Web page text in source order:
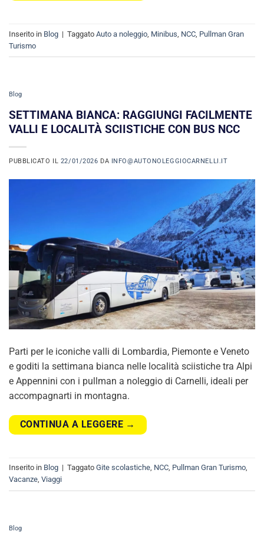
Inserito in Blog | Taggato Auto a noleggio Minibus NCC Pullman Gran
Turismo
Blog
SETTIMANA BIANCA: RAGGIUNGI FACILMENTE
VALLI E LOCALITÀ SCIISTICHE CON BUS NCC
PUBBLICATO IL 22/01/2026 DA INFO@AUTONOLEGGIOCARNELLI.IT
Parti per le iconiche valli di Lombardia, Piemonte e Veneto
e goditi la settimana bianca nelle località sciistiche tra Alpi
e Appennini con i pullman a noleggio di Carnelli, ideali per
accompagnarti in montagna.
CONTINUA A LEGGERE →
Inserito in Blog | Taggato Gite scolastiche, NCC, Pullman Gran Turismo,
Vacanze, Viaggi
Blog